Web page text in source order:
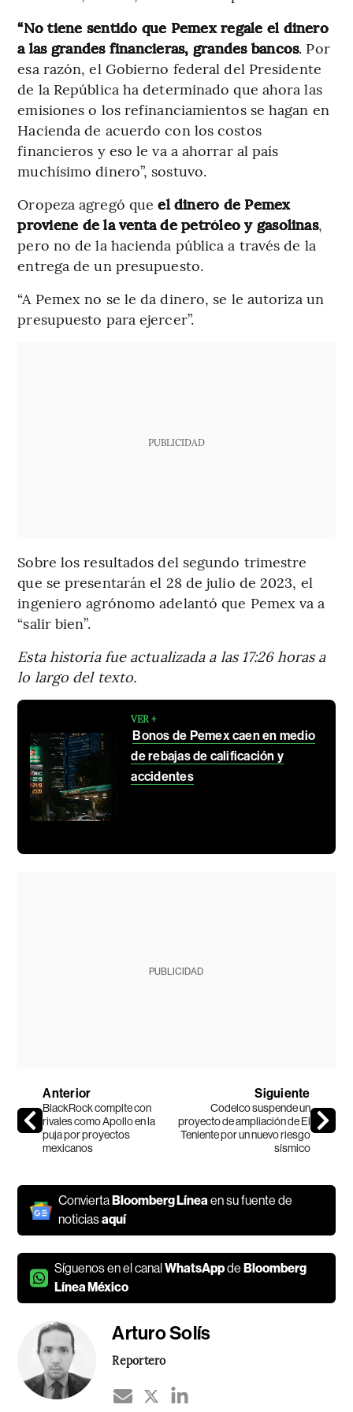
“No tiene sentido que Pemex regale el dinero
a las grandes financieras, grandes bancos. Por
esa razón, el Gobierno federal del Presidente
de la República ha determinado que ahora las
emisiones o los refinanciamientos se hagan en
Hacienda de acuerdo con los costos
financieros y eso le va a ahorrar al país
muchísimo dinero”, sostuvo.
Oropeza agregó queel dinero de Pemex
proviene de la venta de petróleo y gasolinas,
pero no de la hacienda pública a través de la
entrega de un presupuesto.
“A Pemex no se le da dinero, se le autoriza un
presupuesto para ejercer”.
PUBLICIDAD
Sobre los resultados del segundo trimestre
que se presentarán el 28 de julio de 2023, el
ingeniero agrónomo adelantó que Pemex va a
“salir bien”.
Esta historia fue actualizada a las 17:26 horas a
lo largo del texto.
VER +
Bonos de Pemex caen en medio
de rebajas de calificación y
accidentes
PUBLICIDAD
Anterior
BlackRock compite con
rivales como Apollo en la
puja por proyectos
mexicanos
Siguiente
Codelco suspende un
proyecto de ampliación de El
Teniente por un nuevo riesgo
sísmico
Convierta Bloomberg Líneaen su fuente de
noticiasaquí
Síguenos en el canalWhatsAppde Bloomberg
Línea México
Arturo Solís
Reportero